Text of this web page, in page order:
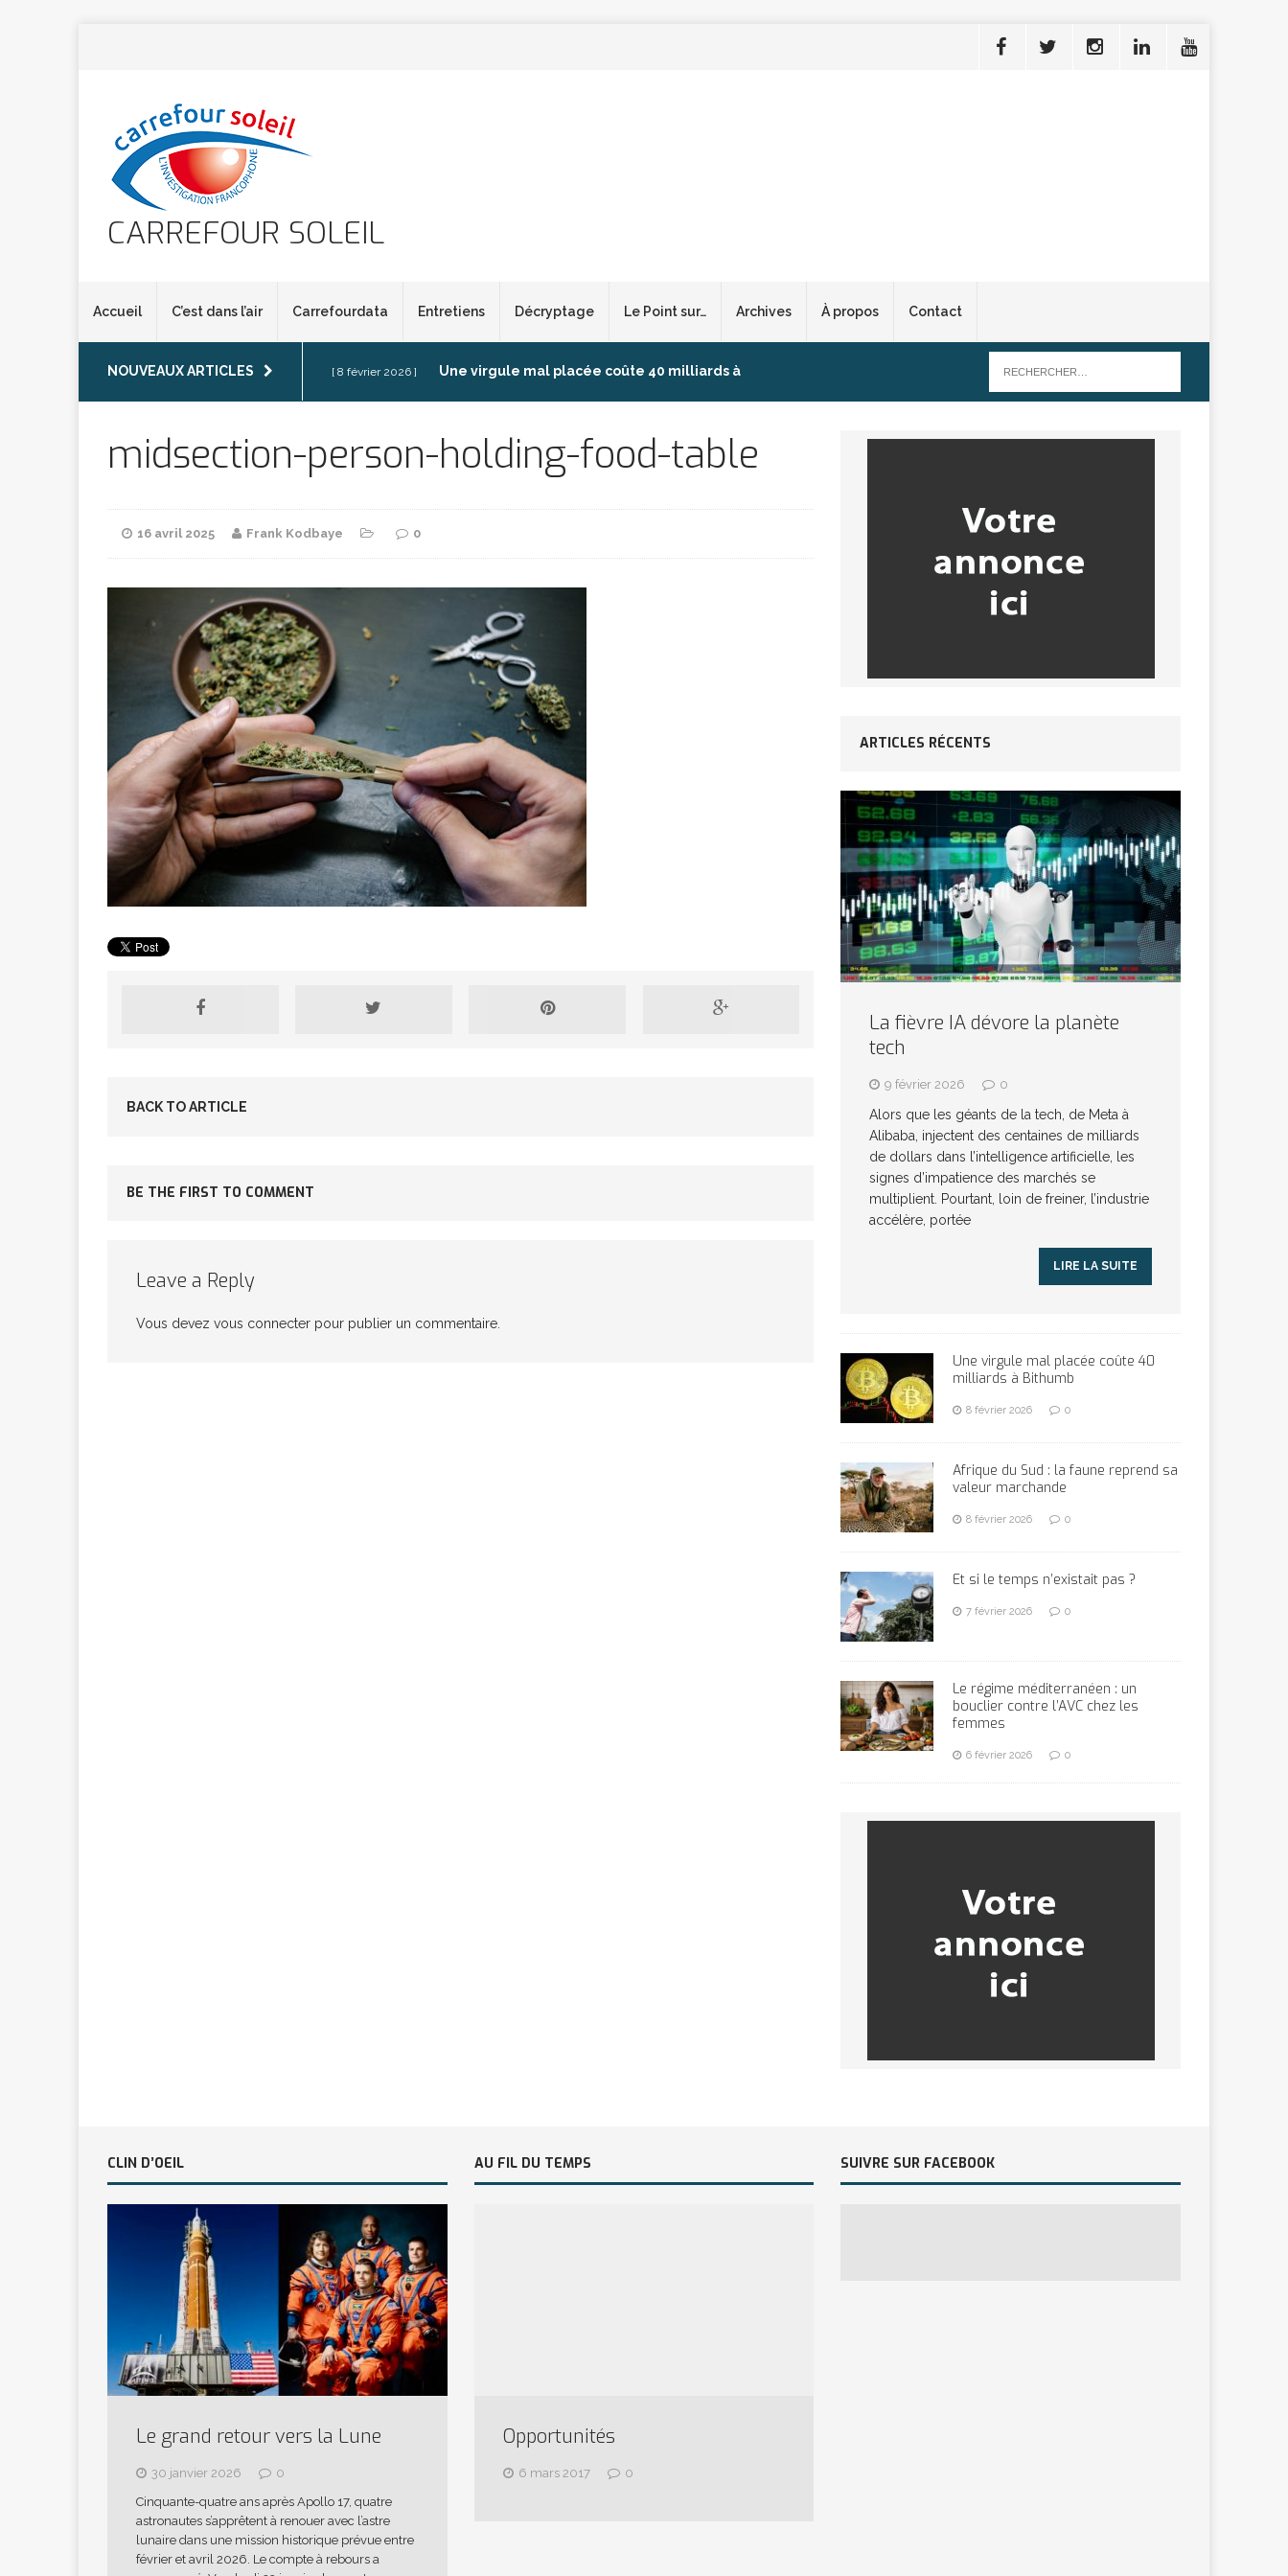
CARREFOUR SOLEIL
Accueil C’est dans l’air Carrefourdata Entretiens Décryptage Le Point sur… Archives À propos Contact
NOUVEAUX ARTICLES [ 8 février 2026 ] Une virgule mal placée coûte 40 milliards à
Et si le temps n’existait pas ?
[ 6 février 2026 ] Le régime méditerranéen : un bouclier contre
l’AVC chez les femmes ARTICLES RÉÇENTS
[ 5 février 2026 ] Énergie solaire : l’Afrique passe de la pénurie à
l’ambition ARTICLES RÉÇENTS
[ 2 février 2026 ] Washington refuse de payer et met l’ONU en péril
congolaise, sous protection militaire
midsection-person-holding-food-table
16 avril 2025 Frank Kodbaye 0
BACK TO ARTICLE
BE THE FIRST TO COMMENT
Leave a Reply
Vous devez vous connecter pour publier un commentaire.
ARTICLES RÉCENTS
La fièvre IA dévore la planète
tech
9 février 2026 0
Alors que les géants de la tech, de Meta à
Alibaba, injectent des centaines de milliards
de dollars dans l’intelligence artificielle, les
signes d’impatience des marchés se
multiplient. Pourtant, loin de freiner, l’industrie
accélère, portée
LIRE LA SUITE
Une virgule mal placée coûte 40
milliards à Bithumb
8 février 2026 0
Afrique du Sud : la faune reprend sa
valeur marchande
8 février 2026 0
Et si le temps n’existait pas ?
7 février 2026 0
Le régime méditerranéen : un
bouclier contre l’AVC chez les
femmes
6 février 2026 0
CLIN D’OEIL
Le grand retour vers la Lune
30 janvier 2026
0
Cinquante-quatre ans après Apollo 17, quatre
astronautes s’apprêtent à renouer avec l’astre
lunaire dans une mission historique prévue entre
février et avril 2026. Le compte à rebours a
AU FIL DU TEMPS
Opportunités
6 mars 2017 0
SUIVRE SUR FACEBOOK